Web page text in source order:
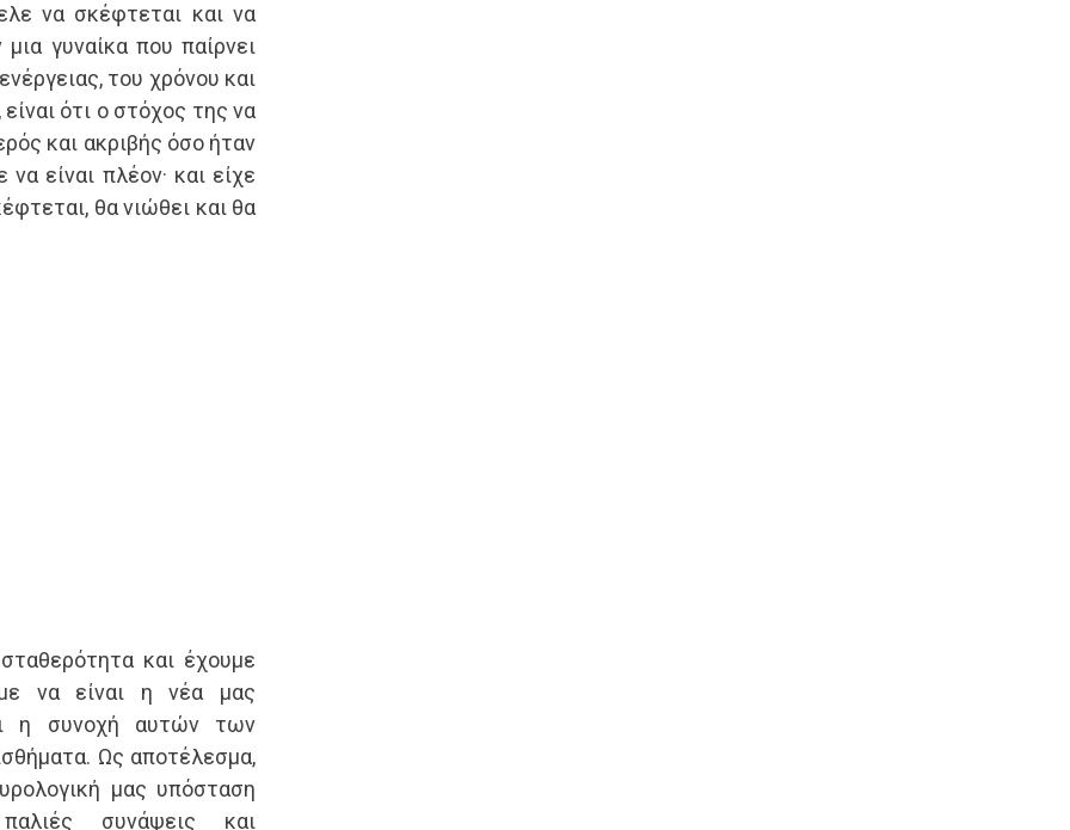
να σκέφτεται και να
γυναίκα που παίρνει
του χρόνου και
ότι ο στόχος της να
και ακριβής όσο ήταν
είναι πλέον· και είχε
θα νιώθει και θα
και έχουμε
να είναι η νέα μας
η συνοχή αυτών των
Ως αποτέλεσμα,
μας υπόσταση
παλιές συνάψεις και